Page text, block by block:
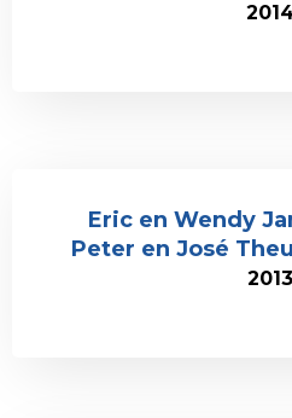
Eric en Wendy
Peter en José
2013